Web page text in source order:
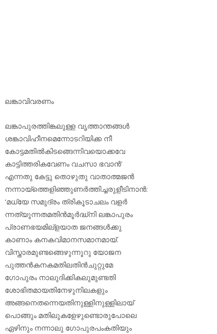
ലങ്കാവിവരണം
ലങ്കാപുരത്തിങ്കലുള്ള വൃത്താന്തങ്ങള്‍
ശങ്കാവിഹീനമെന്നോടറിയിക്ക നീ
കോട്ടമതില്‍കിടങ്ങെന്നിവയൊക്കവേ
കാട്ടിത്തരികവേണം വചസാ ഭവാന്‍’
എന്നതു കേട്ടു തൊഴുതു വാതാത്മജന്‍
നന്നായ്‌ത്തെളിഞ്ഞുണര്‍ത്തിച്ചരുളീടിനാന്‍:
‘മധ്യേ സമുദ്രം ത്രികൂടാചലം വളര്‍
ന്നത്യുന്നതമതിന്‍മൂര്‍ദ്ധ്‌നി ലങ്കാപുരം
പ്രാണഭയമില്‌ളയാത ജനങ്ങള്‍ക്കു
കാണാം കനകവിമാനസമാനമായ്.
വിസ്താരമുണ്ടങ്ങെഴുന്നൂറു യോജന
പുത്തന്‍കനകമതിലതിന്‍ചുറ്റുമേ
ഗോപുരം നാലുദിക്കികലുമുണ്ടതി
ശോഭിതമായതിനേഴുനിലകളും
അങ്ങനെതന്നെയതിനുള്ളിനുള്ളിലായ്
പൊങ്ങും മതിലുകളേഴുണ്ടൊരുപോലെ
ഏഴിനും നന്നാലു ഗോപുരപംകതിയും